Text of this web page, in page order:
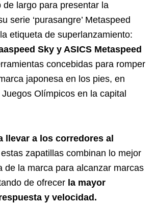
de largo para presentar la
serie ‘purasangre’ Metaspeed
etiqueta de superlanzamiento:
Sky y ASICS Metaspeed
concebidas para romper
japonesa en los pies, en
Olímpicos en la capital
llevar a los corredores al
estas zapatillas combinan lo mejor
de la marca para alcanzar marcas
de ofrecer la mayor
y velocidad.